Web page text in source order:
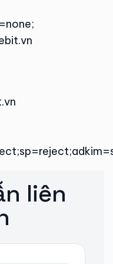
liên